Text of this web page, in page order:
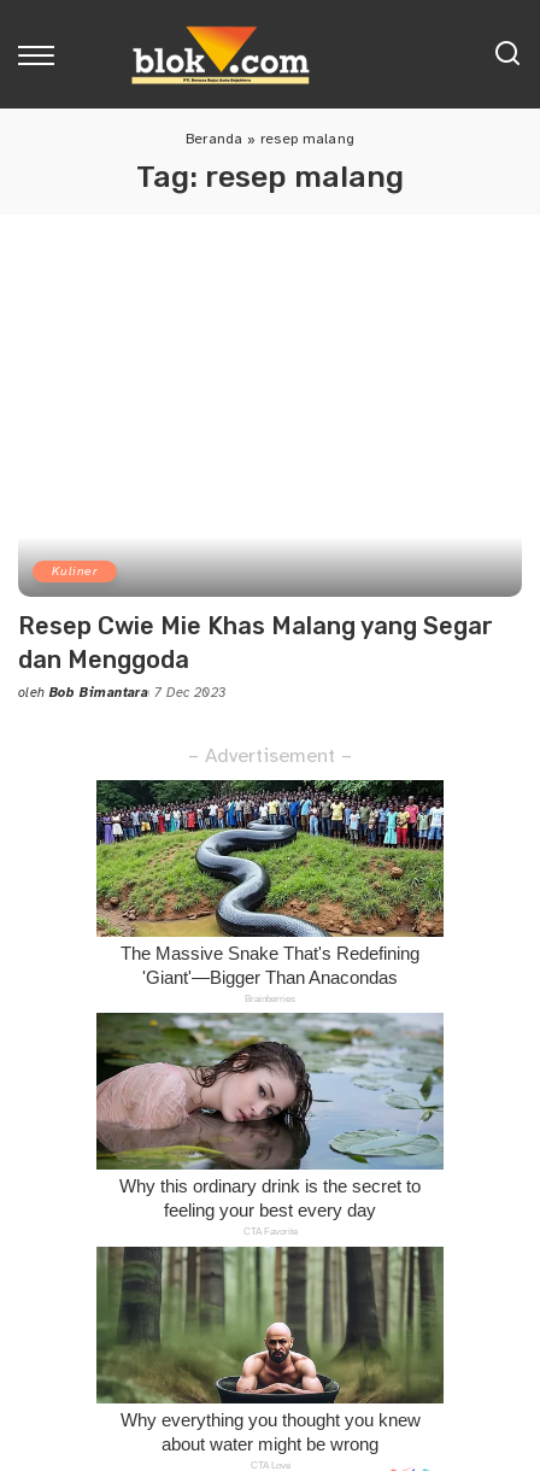
Beranda » resep malang
Tag: resep malang
Kuliner
Resep Cwie Mie Khas Malang yang Segar
dan Menggoda
Posted
oleh Bob Bimantara 7 Dec 2023
– Advertisement –